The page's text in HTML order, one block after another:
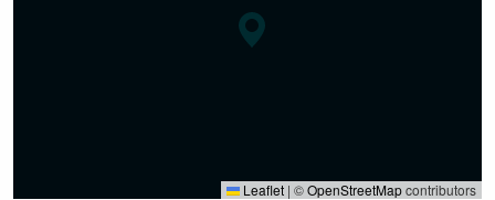
Leaflet | ©OpenStreetMapcontributors